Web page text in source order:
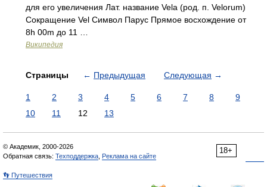
для его увеличения Лат. название Vela (род. п. Velorum)
Сокращение Vel Символ Парус Прямое восхождение от
8h 00m до 11 …
Википедия
Страницы ← Предыдущая Следующая →
1 2 3 4 5 6 7 8
9
10
11 12 13
18+
© Академик, 2000-2026
Обратная связь: Техподдержка Реклама на сайте
👣 Путешествия